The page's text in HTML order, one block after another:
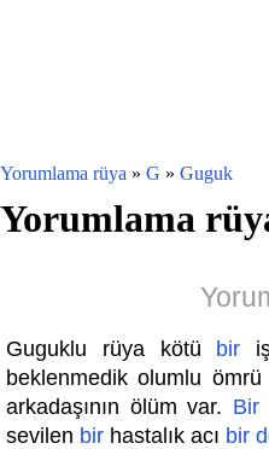
Yorumlama rüya » G » Guguk
Yorumlama
Guguklu rüya kötü bir
beklenmedik olumlu
arkadaşının ölüm var. Bir
sevilen bir hastalık acı bir